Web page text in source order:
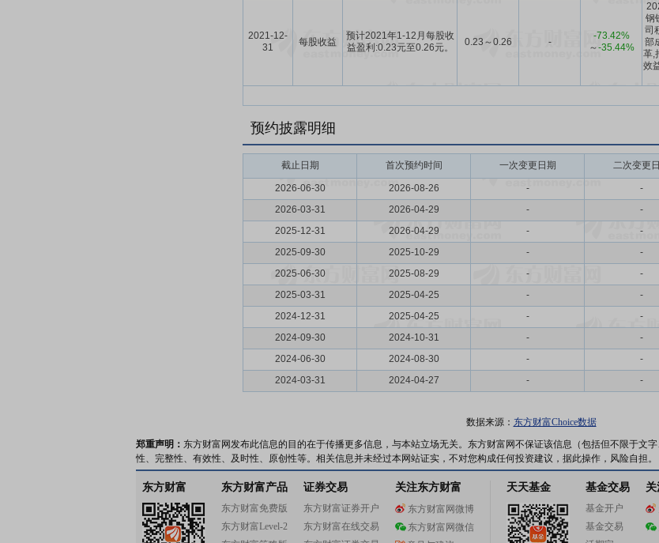
2021-12-
31
每股收益
预计2021年1-12月每股收
益盈利:0.23元至0.26元。
0.23～0.26 -
-73.42%
～-35.44%
钢
司
部
革,
效
预约披露明细
截止日期 首次预约时间 一次变更日期 二次变更
2026-06-30 2026-08-26 - -
2026-03-31
2026-04-29 - -
2025-12-31
2026-04-29 - -
2025-09-30
2025-10-29 - -
2025-06-30
2025-08-29 - -
2025-03-31
2025-04-25 - -
2024-12-31
2025-04-25 - -
2024-09-30
2024-10-31 - -
2024-06-30
2024-08-30 - -
2024-03-31
2024-04-27 - -
数据来源： 东方财富Choice数据
郑重声明： 东方财富网发布此信息的目的在于传播更多信息，与本站立场无关。东方财富网不保证该信息（包括但不限于文
性、完整性、有效性、及时性、原创性等。相关信息并未经过本网站证实，不对您构成任何投资建议，据此操作，风险自担。
东方财富 东方财富产品
东方财富免费版
东方财富Level-2
证券交易
东方财富证券开户
东方财富在线交易
关注东方财富
东方财富网微博
东方财富网微信
天天基金 基金交易
基金开户
基金交易